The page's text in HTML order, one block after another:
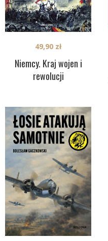
Niemcy. Kraj wojen i
rewolucji
49,90 zł